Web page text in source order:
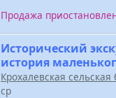
Продажа
Исторический
история
Крохалевская сельская
ср